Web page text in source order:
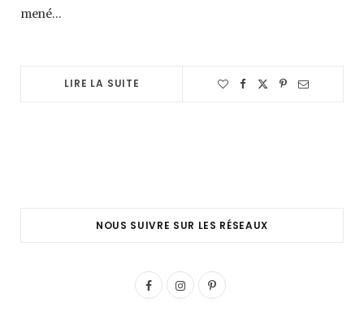
mené…
LIRE LA SUITE
NOUS SUIVRE SUR LES RÉSEAUX
F
I
P